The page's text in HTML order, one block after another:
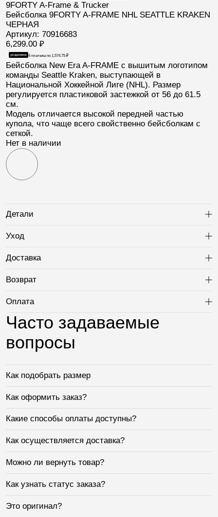
9FORTY A-Frame & Trucker
Бейсболка 9FORTY A-FRAME NHL SEATTLE KRAKEN
ЧЕРНАЯ
Артикул: 70916683
6,299.00 ₽
4 платежа по 1,574.75 ₽
Бейсболка New Era A-FRAMEс вышитым логотипом
команды Seattle Kraken, выступающей в
Национальной Хоккейной Лиге (NHL). Размер
регулируется пластиковой застежкой от 56 до 61.5
см.
Модель отличается высокой передней частью
купола, что чаще всего свойственно бейсболкам с
сеткой.
Нет в наличии
Детали
Уход
Доставка
Возврат
Оплата
Часто задаваемые
вопросы
Как подобрать размер
Как оформить заказ?
Какие способы оплаты доступны?
Как осуществляется доставка?
Можно ли вернуть товар?
Как узнать статус заказа?
Это оригинал?